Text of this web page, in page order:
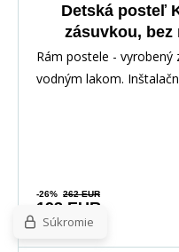
Detská posteľ
zásuvkou, bez
Rám postele -
vodným lakom.
-26% 262 EUR
193 EUR
Súkromie